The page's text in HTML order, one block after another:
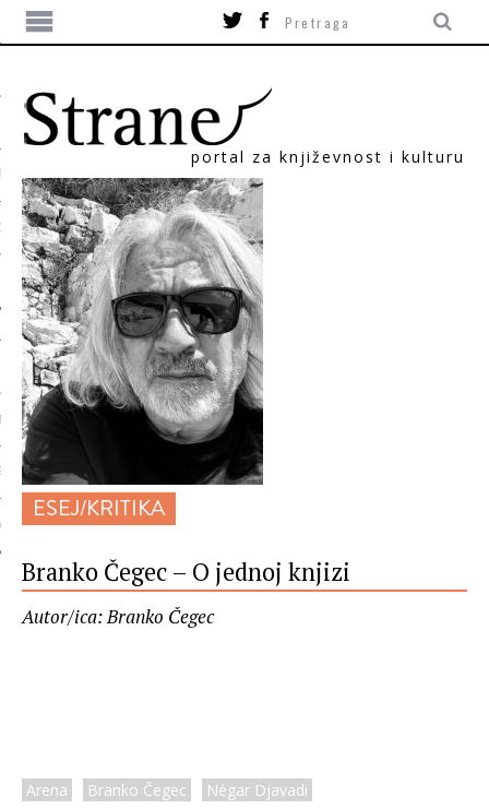
portal za književnost i kulturu
ESEJ/KRITIKA
Branko Čegec – O jednoj knjizi
Autor/ica: Branko Čegec
Arena Branko Čegec Négar Djavadi